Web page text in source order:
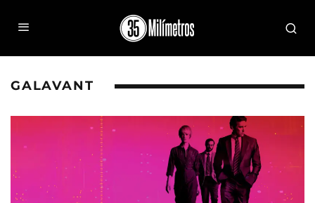
GALAVANT